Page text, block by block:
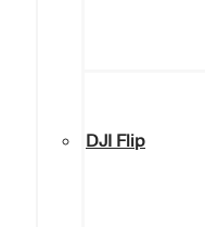
DJI Flip